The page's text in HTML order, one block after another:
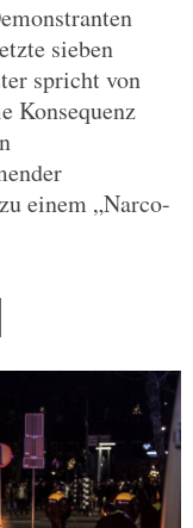
sieben
spricht von
Konsequenz
einem „Narco-